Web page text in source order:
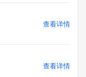
查看详情
查看详情